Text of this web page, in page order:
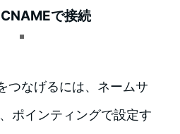
で接続
つなげるには、ネームサ
ポインティングで設定す